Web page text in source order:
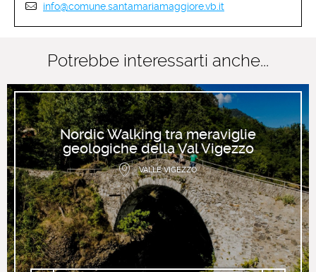
info@comune.santamariamaggiore.vb.it
Potrebbe interessarti anche...
Nordic Walking tra meraviglie
geologiche della Val Vigezzo
VALLE VIGEZZO